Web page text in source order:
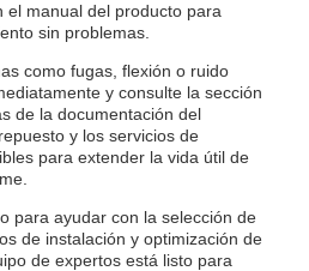
el manual del producto para
sin problemas.
como fugas, flexión o ruido
y consulte la sección
de la documentación del
y los servicios de
para extender la vida útil de
para ayudar con la selección de
de instalación y optimización de
de expertos está listo para